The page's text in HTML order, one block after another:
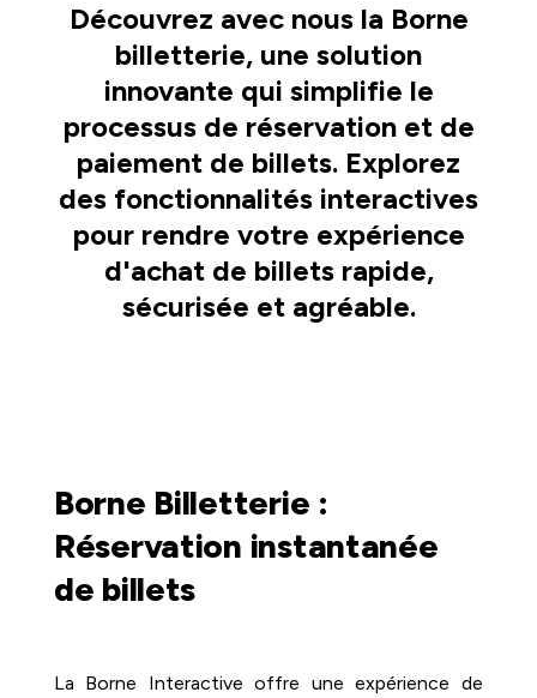
Découvrez avec nous la Borne
billetterie, une solution
innovante qui simplifie le
processus de réservation et de
paiement de billets. Explorez
des fonctionnalités interactives
pour rendre votre expérience
d'achat de billets rapide,
sécurisée et agréable.
Borne Billetterie :
Réservation instantanée
de billets
La Borne Interactive offre une expérience de